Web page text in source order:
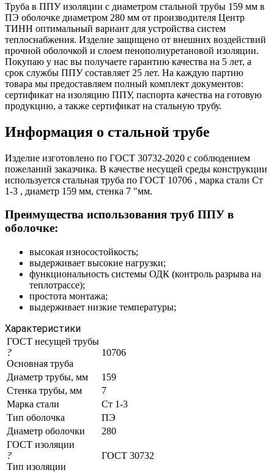
Труба в ППУ изоляции с диаметром стальной трубы 159 мм в
ПЭ оболочке диаметром 280 мм от производителя Центр
ТИНН оптимальный вариант для устройства систем
теплоснабжения. Изделие защищено от внешних воздействий
прочной оболочкой и слоем пенополиуретановой изоляции.
Покупаю у нас вы получаете гарантию качества на 5 лет, а
срок службы ППУ составляет 25 лет. На каждую партию
товара мы предоставляем полный комплект документов:
сертификат на изоляцию ППУ, паспорта качества на готовую
продукцию, а также сертификат на стальную трубу.
Информация о стальной трубе
Изделие изготовлено по ГОСТ 30732-2020 с соблюдением
пожеланий заказчика. В качестве несущей среды конструкции
используется стальная труба по ГОСТ 10706 , марка стали Ст
1-3 , диаметр 159 мм, стенка 7 "мм.
Преимущества использования труб ППУ в
оболочке:
высокая износостойкость;
выдерживает высокие нагрузки;
функциональность системы ОДК (контроль разрыва на
теплотрассе);
простота монтажа;
выдерживает низкие температуры;
Характеристики
ГОСТ несущей трубы
?
Основная труба
10706
Диаметр трубы, мм
159
Стенка трубы, мм
7
Марка стали
Ст 1-3
Тип оболочка
ПЭ
Диаметр оболочки
280
ГОСТ изоляции
?
Тип изоляции
ГОСТ 30732